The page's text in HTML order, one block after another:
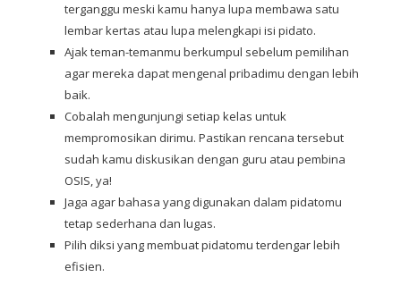
terganggu meski kamu hanya lupa membawa satu
lembar kertas atau lupa melengkapi isi pidato.
Ajak teman-temanmu berkumpul sebelum pemilihan
agar mereka dapat mengenal pribadimu dengan lebih
baik.
Cobalah mengunjungi setiap kelas untuk
mempromosikan dirimu. Pastikan rencana tersebut
sudah kamu diskusikan dengan guru atau pembina
OSIS, ya!
Jaga agar bahasa yang digunakan dalam pidatomu
tetap sederhana dan lugas.
Pilih diksi yang membuat pidatomu terdengar lebih
efisien.